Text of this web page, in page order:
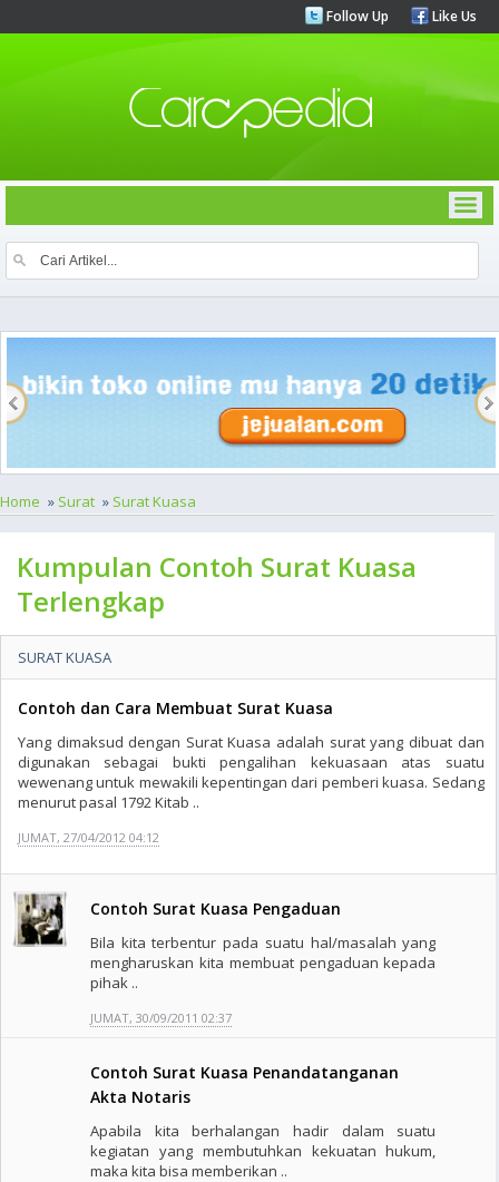
Follow Up Like Us
Home » Surat » Surat Kuasa
Kumpulan Contoh Surat Kuasa
Terlengkap
SURAT KUASA
Contoh dan Cara Membuat Surat Kuasa
Yang dimaksud dengan Surat Kuasa adalah surat yang dibuat dan
digunakan sebagai bukti pengalihan kekuasaan atas suatu
wewenang untuk mewakili kepentingan dari pemberi kuasa. Sedang
menurut pasal 1792 Kitab ..
JUMAT, 27/04/2012 04:12
Contoh Surat Kuasa Pengaduan
Bila kita terbentur pada suatu hal/masalah yang
mengharuskan kita membuat pengaduan kepada
pihak ..
JUMAT, 30/09/2011 02:37
Contoh Surat Kuasa Penandatanganan
Akta Notaris
Apabila kita berhalangan hadir dalam suatu
kegiatan yang membutuhkan kekuatan hukum,
maka kita bisa memberikan ..